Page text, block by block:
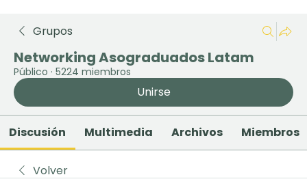
Grupos
Networking Asograduados Latam
Público · 5224 miembros
Unirse
Discusión Multimedia Archivos Miembros
Volver